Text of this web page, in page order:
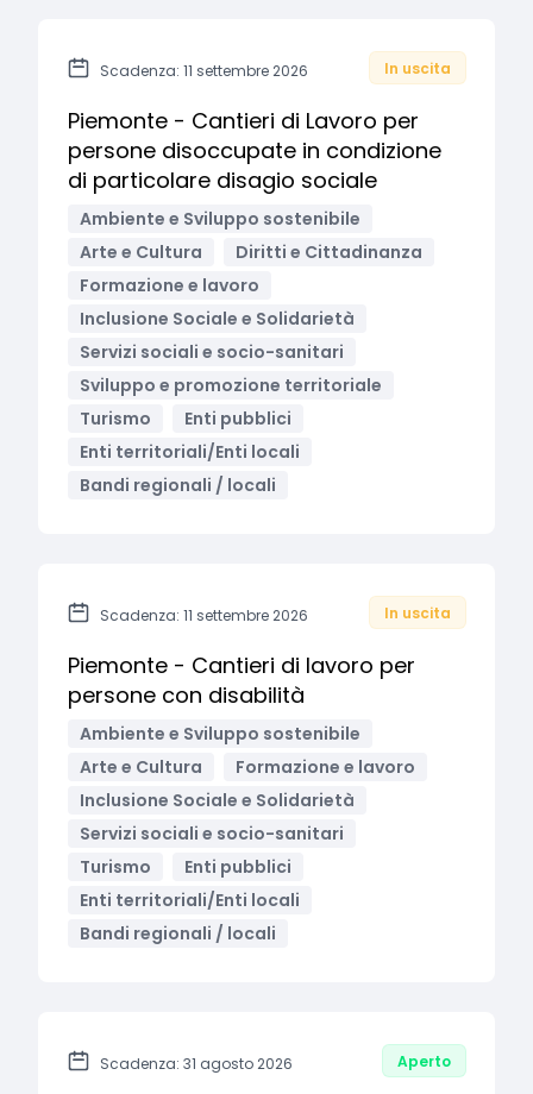
Scadenza: 11 settembre 2026 In uscita
Piemonte - Cantieri di Lavoro per
persone disoccupate in condizione
di particolare disagio sociale
Ambiente e Sviluppo sostenibile
Arte e Cultura
Diritti e Cittadinanza
Formazione e lavoro
Inclusione Sociale e Solidarietà
Servizi sociali e socio-sanitari
Sviluppo e promozione territoriale
Turismo
Enti pubblici
Enti territoriali/Enti locali
Bandi regionali / locali
Scadenza: 11 settembre 2026 In uscita
Piemonte - Cantieri di lavoro per
persone con disabilità
Ambiente e Sviluppo sostenibile
Arte e Cultura
Formazione e lavoro
Inclusione Sociale e Solidarietà
Servizi sociali e socio-sanitari
Turismo
Enti pubblici
Enti territoriali/Enti locali
Bandi regionali / locali
Scadenza: 31 agosto 2026 Aperto